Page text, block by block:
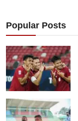
Popular Posts